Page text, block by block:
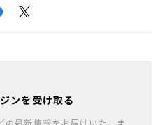
ンを受け取る